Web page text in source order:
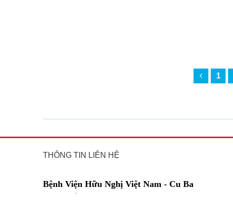
1
THÔNG TIN LIÊN HỆ
Bệnh Viện Hữu Nghị Việt Nam - Cu Ba